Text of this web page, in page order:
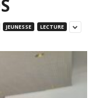
JEUNESSE LECTURE